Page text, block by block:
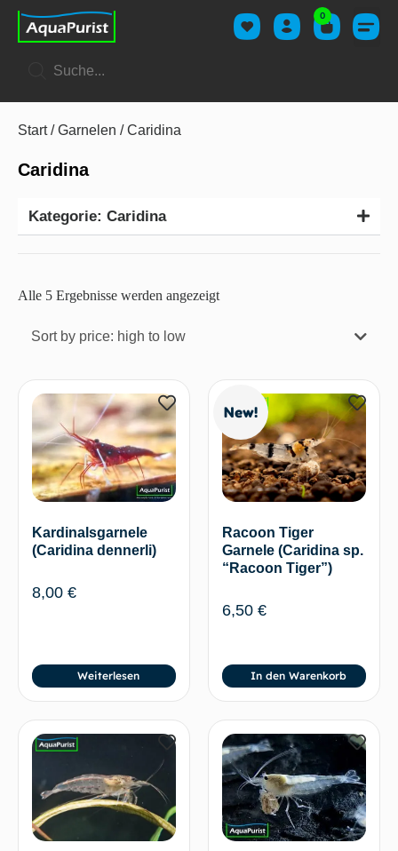
0
Start/Garnelen / Caridina
Caridina
Kategorie: Caridina
Alle 5 Ergebnisse werden angezeigt
Sort by price: high to low
Kardinalsgarnele
(Caridina dennerli)
8,00 €
Weiterlesen
New!
Racoon Tiger
Garnele (Caridina sp.
“Racoon Tiger”)
6,50 €
In den Warenkorb